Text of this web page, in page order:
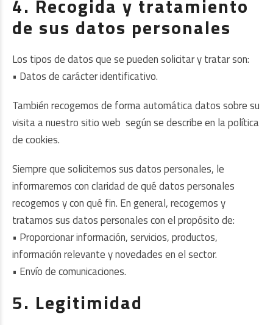
4. Recogida y tratamiento
de sus datos personales
Los tipos de datos que se pueden solicitar y tratar son:
• Datos de carácter identificativo.
También recogemos de forma automática datos sobre su
visita a nuestro sitio web según se describe en la política
de cookies.
Siempre que solicitemos sus datos personales, le
informaremos con claridad de qué datos personales
recogemos y con qué fin. En general, recogemos y
tratamos sus datos personales con el propósito de:
• Proporcionar información, servicios, productos,
información relevante y novedades en el sector.
• Envío de comunicaciones.
5. Legitimidad